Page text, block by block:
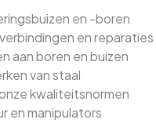
en -boren
en reparaties
aan boren en buizen
van staal
kwaliteitsnormen
en manipulators